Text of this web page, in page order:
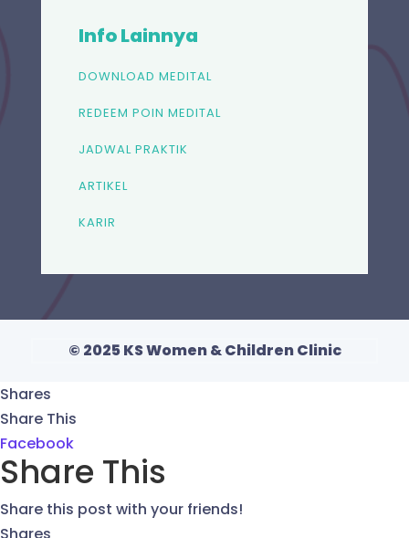
Info Lainnya
DOWNLOAD MEDITAL
REDEEM POIN MEDITAL
JADWAL PRAKTIK
ARTIKEL
KARIR
© 2025 KS Women & Children Clinic
Shares
Share This
Facebook
Share This
Share this post with your friends!
Shares